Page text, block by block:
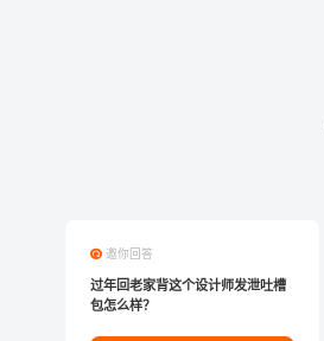
邀你回答
过年回老家背这个设计师发泄吐槽
包怎么样？